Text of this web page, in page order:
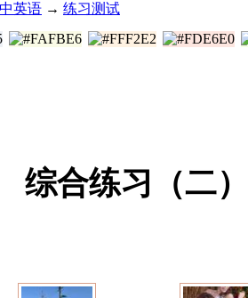
英语 → 练习测试
综合练习（二